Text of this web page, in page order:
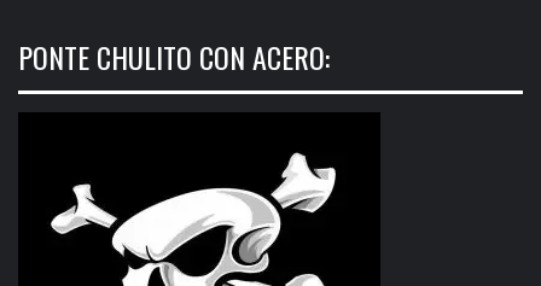
PONTE CHULITO CON ACERO: